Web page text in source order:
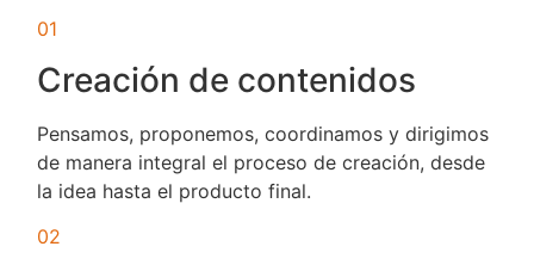
01
Creación de contenidos
Pensamos, proponemos, coordinamos y dirigimos
de manera integral el proceso de creación, desde
la idea hasta el producto final.
02